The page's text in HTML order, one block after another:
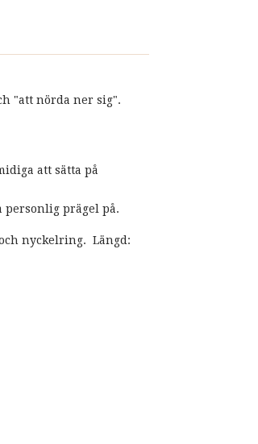
"att nörda ner sig".
att sätta på
personlig prägel på.
nyckelring. Längd: